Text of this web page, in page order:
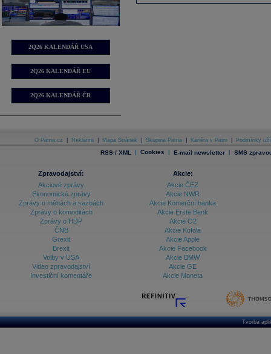
2Q26 KALENDÁŘ USA
2Q26 KALENDÁŘ EU
2Q26 KALENDÁŘ ČR
O Patria.cz Reklama Mapa Stránek Skupina Patria Kariéra v Patrii Podmínky
RSS / XML | Cookies | E-mail newsletter | SMS
Zpravodajství:
Akciové zprávy
Ekonomické zprávy
Zprávy o měnách a sazbách
Zprávy o komoditách
Zprávy o HDP
ČNB
Grexit
Brexit
Volby v USA
Video zpravodajství
Investiční komentáře
Akcie:
Akcie ČEZ
Akcie NWR
Akcie Komerční banka
Akcie Erste Bank
Akcie O2
Akcie Kofola
Akcie Apple
Akcie Facebook
Akcie BMW
Akcie GE
Akcie Moneta
Tvorba